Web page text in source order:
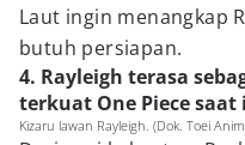
Laut ingin menangkap
butuh persiapan.
4. Rayleigh terasa
terkuat One Piece
Kizaru lawan Rayleigh. (Dok. Toei